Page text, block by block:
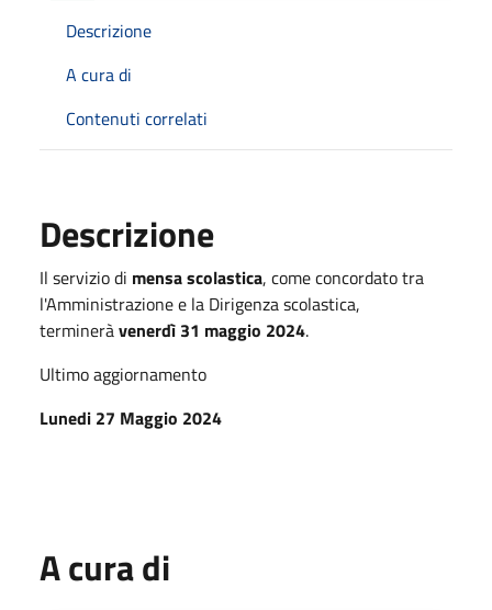
Descrizione
A cura di
Contenuti correlati
Descrizione
Il servizio di mensa scolastica, come concordato tra
l'Amministrazione e la Dirigenza scolastica,
termineràvenerdì 31 maggio 2024.
Ultimo aggiornamento
Lunedi 27 Maggio 2024
A cura di